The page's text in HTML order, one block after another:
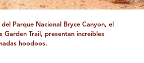
Parque Nacional Bryce Canyon, el
Garden Trail, presentan increíbles
hoodoos.